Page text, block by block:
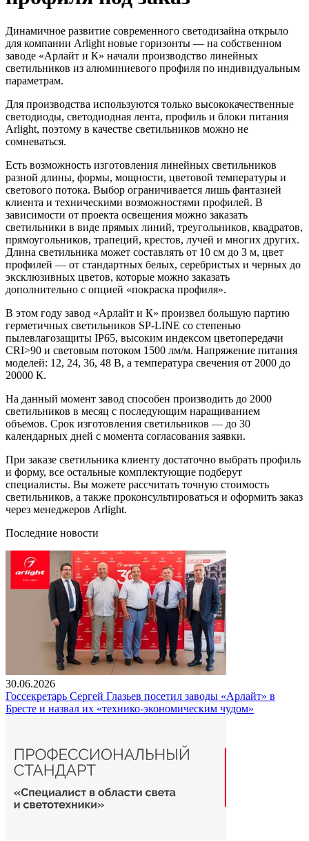
Динамичное развитие современного светодизайна открыло
для компании Arlight новые горизонты — на собственном
заводе «Арлайт и К» начали производство линейных
светильников из алюминиевого профиля по индивидуальным
параметрам.
Для производства используются только высококачественные
светодиоды, светодиодная лента, профиль и блоки питания
Arlight, поэтому в качестве светильников можно не
сомневаться.
Есть возможность изготовления линейных светильников
разной длины, формы, мощности, цветовой температуры и
светового потока. Выбор ограничивается лишь фантазией
клиента и техническими возможностями профилей. В
зависимости от проекта освещения можно заказать
светильники в виде прямых линий, треугольников, квадратов,
прямоугольников, трапеций, крестов, лучей и многих других.
Длина светильника может составлять от 10 см до 3 м, цвет
профилей — от стандартных белых, серебристых и черных до
эксклюзивных цветов, которые можно заказать
дополнительно с опцией «покраска профиля».
В этом году завод «Арлайт и К» произвел большую партию
герметичных светильников SP-LINE со степенью
пылевлагозащиты IP65, высоким индексом цветопередачи
CRI>90 и световым потоком 1500 лм/м. Напряжение питания
моделей: 12, 24, 36, 48 В, а температура свечения от 2000 до
20000 К.
На данный момент завод способен производить до 2000
светильников в месяц с последующим наращиванием
объемов. Срок изготовления светильников — до 30
календарных дней с момента согласования заявки.
При заказе светильника клиенту достаточно выбрать профиль
и форму, все остальные комплектующие подберут
специалисты. Вы можете рассчитать точную стоимость
светильников, а также проконсультироваться и оформить заказ
через менеджеров Arlight.
Последние новости
30.06.2026
Госсекретарь Сергей Глазьев посетил заводы «Арлайт» в
Бресте и назвал их «технико-экономическим чудом»